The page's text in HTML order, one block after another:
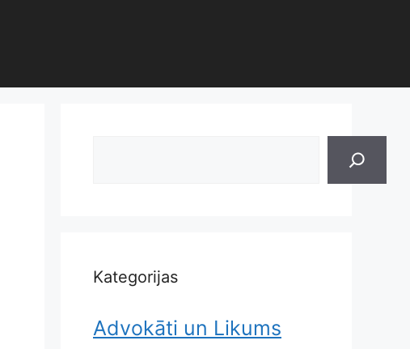
Kategorijas
Advokāti un Likums